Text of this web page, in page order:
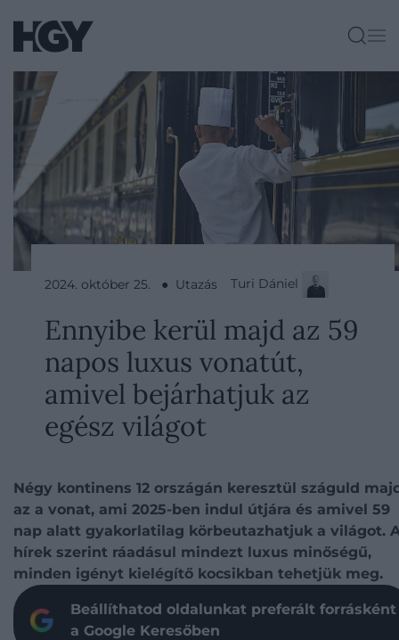
2024. október 25. ● Utazás Turi Dániel
Ennyibe kerül majd az 59
napos luxus vonatút,
amivel bejárhatjuk az
egész világot
Négy kontinens 12 országán keresztül száguld
az a vonat, ami 2025-ben indul útjára és amivel 59
nap alatt gyakorlatilag körbeutazhatjuk a világot.
hírek szerint ráadásul mindezt luxus minőségű,
minden igényt kielégítő kocsikban tehetjük meg.
Beállíthatod oldalunkat preferált forrásként
a Google Keresőben